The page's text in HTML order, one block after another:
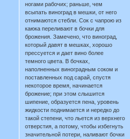
ногами рабочих; раньше, чем
всыпать виноград в мешки, от него
отнимаются стебли. Сок с чапрою из
каюка переливают в бочки для
брожения. Замечено, что виноград,
который давят в мешках, хорошо
прессуется и дает вино более
темного цвета. В бочках,
наполненных виноградным соком и
поставленных под сарай, спустя
некоторое время, начинается
брожение; при этом слышится
шипение, образуется пена, уровень
жидкости поднимается и нередко до
такой степени, что льется из верхнего
отверстия, а потому, чтобы избегнуть
значительной потери, наливают бочки